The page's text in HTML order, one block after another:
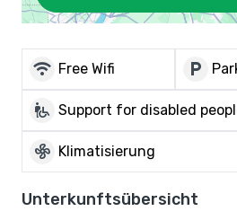
wifi Free Wifi local_parking
wheelchair_pickup Support for disabled
mode_fan Klimatisierung
Unterkunftsübersicht